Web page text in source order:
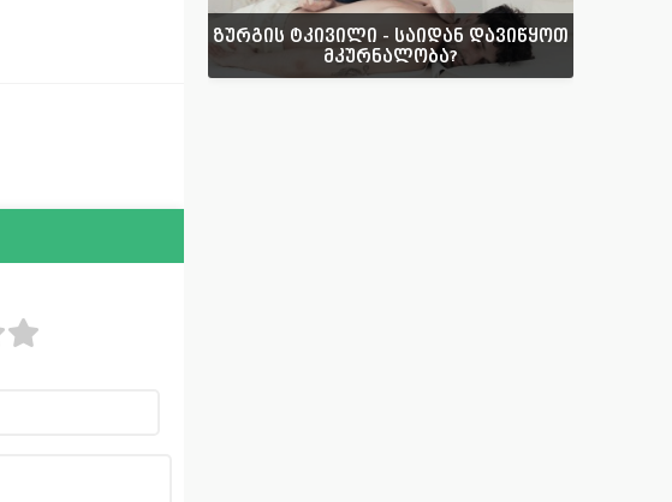
ზურგის ტკივილი - საიდან დავიწყოთ
მკურნალობა?